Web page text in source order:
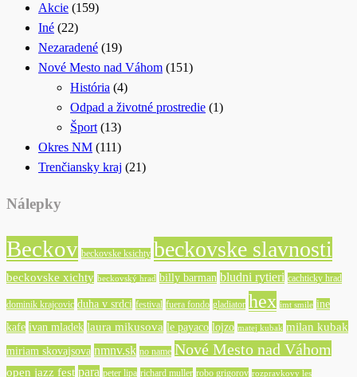
Akcie (159)
Iné (22)
Nezaradené (19)
Nové Mesto nad Váhom (151)
História (4)
Odpad a životné prostredie (1)
Šport (13)
Okres NM (111)
Trenčiansky kraj (21)
Nálepky
Beckov beckovske ksichty beckovske slavnosti
beckovske xichty beckovský hrad billy barman bludni rytieri cachticky hrad
dominik krajcovic duha v srdci festival fuera fondo gladiator hex imt smile ine
kafe ivan mladek laura mikusova le payaco lojzo matej kubak milan kubak
miriam skovajsova nmnv.sk no name Nové Mesto nad Váhom
open jazz fest para peter lipa richard muller robo grigorov rozpravkovy les